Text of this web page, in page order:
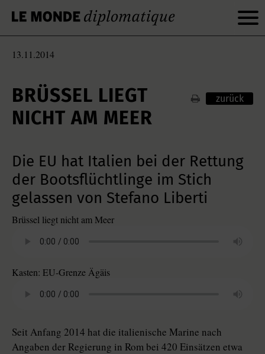
13.11.2014
BRÜSSEL LIEGT
NICHT AM MEER
zurück
Die EU hat Italien bei der Rettung
der Bootsflüchtlinge im Stich
gelassen von Stefano Liberti
Brüssel liegt nicht am Meer
Kasten: EU-Grenze Ägäis
Seit Anfang 2014 hat die italienische Marine nach
Angaben der Regierung in Rom bei 420 Einsätzen etwa